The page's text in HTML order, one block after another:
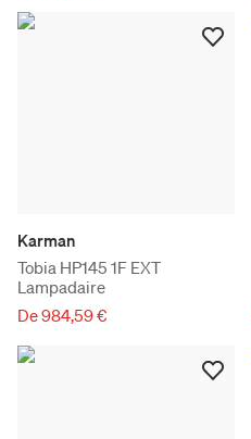
Karman
Tobia HP145 1F EXT
Lampadaire
De 984,59 €